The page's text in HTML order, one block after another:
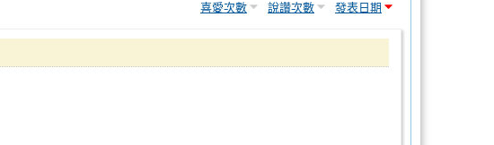
喜愛次數 說讚次數 發表日期